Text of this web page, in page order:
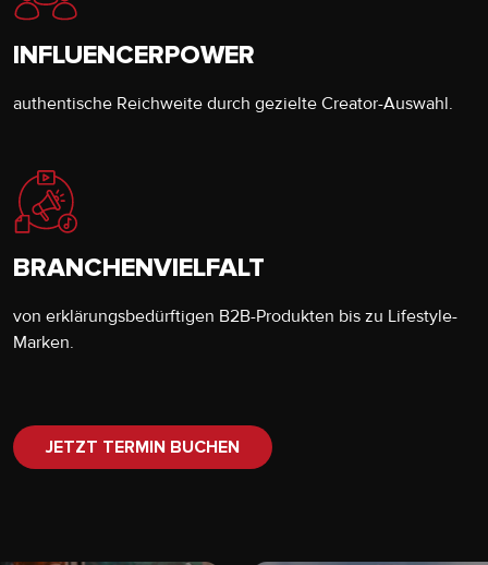
INFLUENCERPOWER
authentische Reichweite durch gezielte Creator-Auswahl.
BRANCHENVIELFALT
von erklärungsbedürftigen B2B-Produkten bis zu Lifestyle-
Marken.
JETZT TERMIN BUCHEN